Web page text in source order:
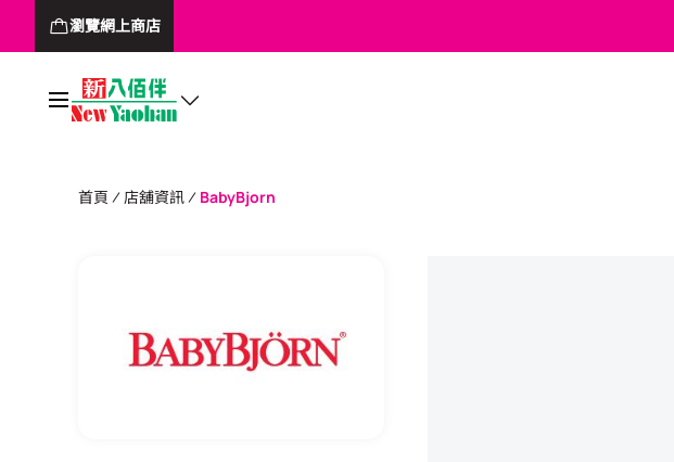
瀏覽網上商店
首頁 店舖資訊 BabyBjorn